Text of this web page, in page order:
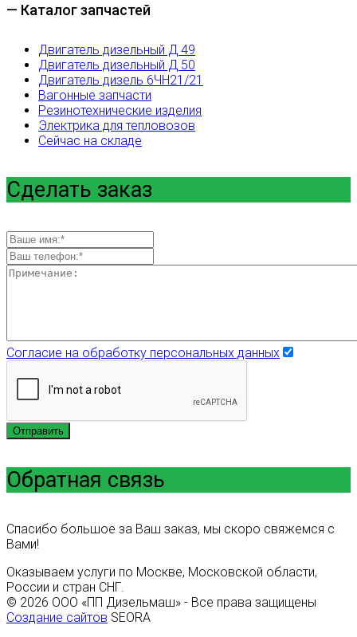
— Каталог запчастей
Двигатель дизельный Д 49
Двигатель дизельный Д 50
Двигатель дизель 6ЧН21/21
Вагонные запчасти
Резинотехнические изделия
Электрика для тепловозов
Сейчас на складе
Сделать заказ
Согласие на обработку персональных данных
Отправить
Обратная связь
Спасибо большое за Ваш заказ, мы скоро свяжемся с
Вами!
Оказываем услуги по Москве, Московской области,
России и стран СНГ.
© 2026 ООО «ПП Дизельмаш» - Все права защищены
Создание сайтов SEORA